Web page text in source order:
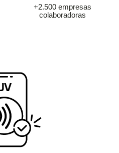
+2.500 empresas
colaboradoras